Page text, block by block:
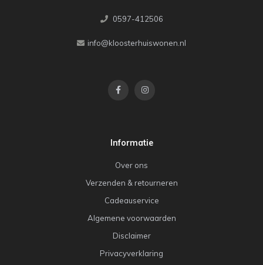
0597-412506
info@kloosterhuiswonen.nl
Informatie
Over ons
Verzenden & retourneren
Cadeauservice
Algemene voorwaarden
Disclaimer
Privacyverklaring